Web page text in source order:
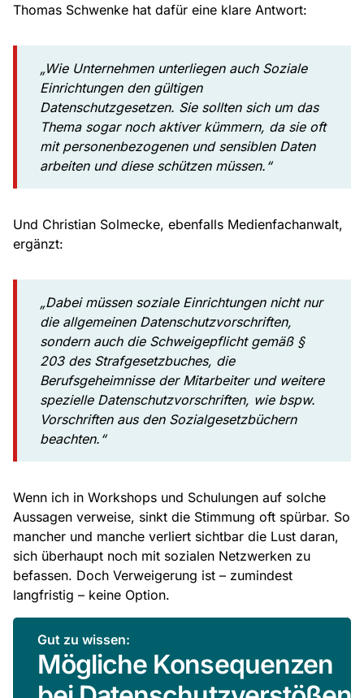
Thomas Schwenke hat dafür eine klare Antwort:
„Wie Unternehmen unterliegen auch Soziale
Einrichtungen den gültigen
Datenschutzgesetzen. Sie sollten sich um das
Thema sogar noch aktiver kümmern, da sie oft
mit personenbezogenen und sensiblen Daten
arbeiten und diese schützen müssen.“
Und Christian Solmecke, ebenfalls Medienfachanwalt,
ergänzt:
„Dabei müssen soziale Einrichtungen nicht nur
die allgemeinen Datenschutzvorschriften,
sondern auch die Schweigepflicht gemäß §
203 des Strafgesetzbuches, die
Berufsgeheimnisse der Mitarbeiter und weitere
spezielle Datenschutzvorschriften, wie bspw.
Vorschriften aus den Sozialgesetzbüchern
beachten.“
Wenn ich in Workshops und Schulungen auf solche
Aussagen verweise, sinkt die Stimmung oft spürbar. So
mancher und manche verliert sichtbar die Lust daran,
sich überhaupt noch mit sozialen Netzwerken zu
befassen. Doch Verweigerung ist – zumindest
langfristig – keine Option.
Gut zu wissen:
Mögliche Konsequenzen